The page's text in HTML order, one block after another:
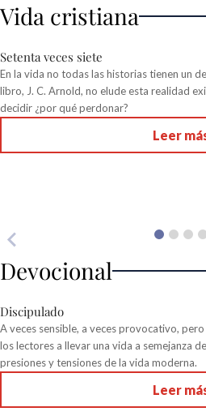
Vida cristiana
Setenta veces siete
En la vida no todas las historias tienen un
libro, J. C. Arnold, no elude esta realidad
decidir ¿por qué perdonar?
Leer
Devocional
Discipulado
A veces sensible, a veces provocativo,
los lectores a llevar una vida a semejanza
presiones y tensiones de la vida moderna.
Leer